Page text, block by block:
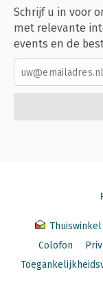
Schrijf u in voor
met relevante
events en de
Colofon